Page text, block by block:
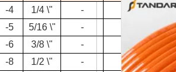
-4 1/4 \" - 13.0
-5 5/16 \" -
-6 3/8 \" - 16.1
-8 1/2 \" - 19.2